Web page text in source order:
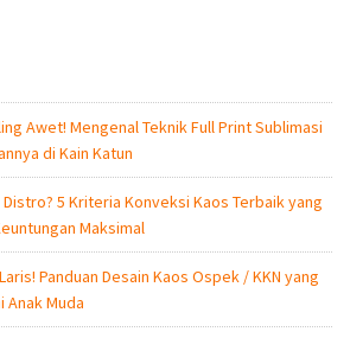
Awet! Mengenal Teknik Full Print Sublimasi
di Kain Katun
5 Kriteria Konveksi Kaos Terbaik yang
Maksimal
Panduan Desain Kaos Ospek / KKN yang
Anak Muda